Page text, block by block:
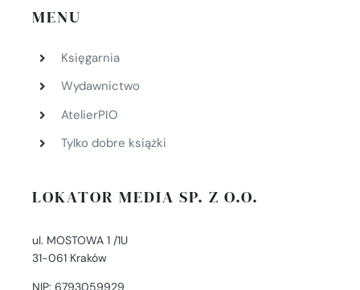
MENU
Księgarnia
Wydawnictwo
AtelierPIO
Tylko dobre książki
LOKATOR MEDIA SP. Z O.O.
ul. MOSTOWA 1 /1U
31-061 Kraków
NIP: 6793059929